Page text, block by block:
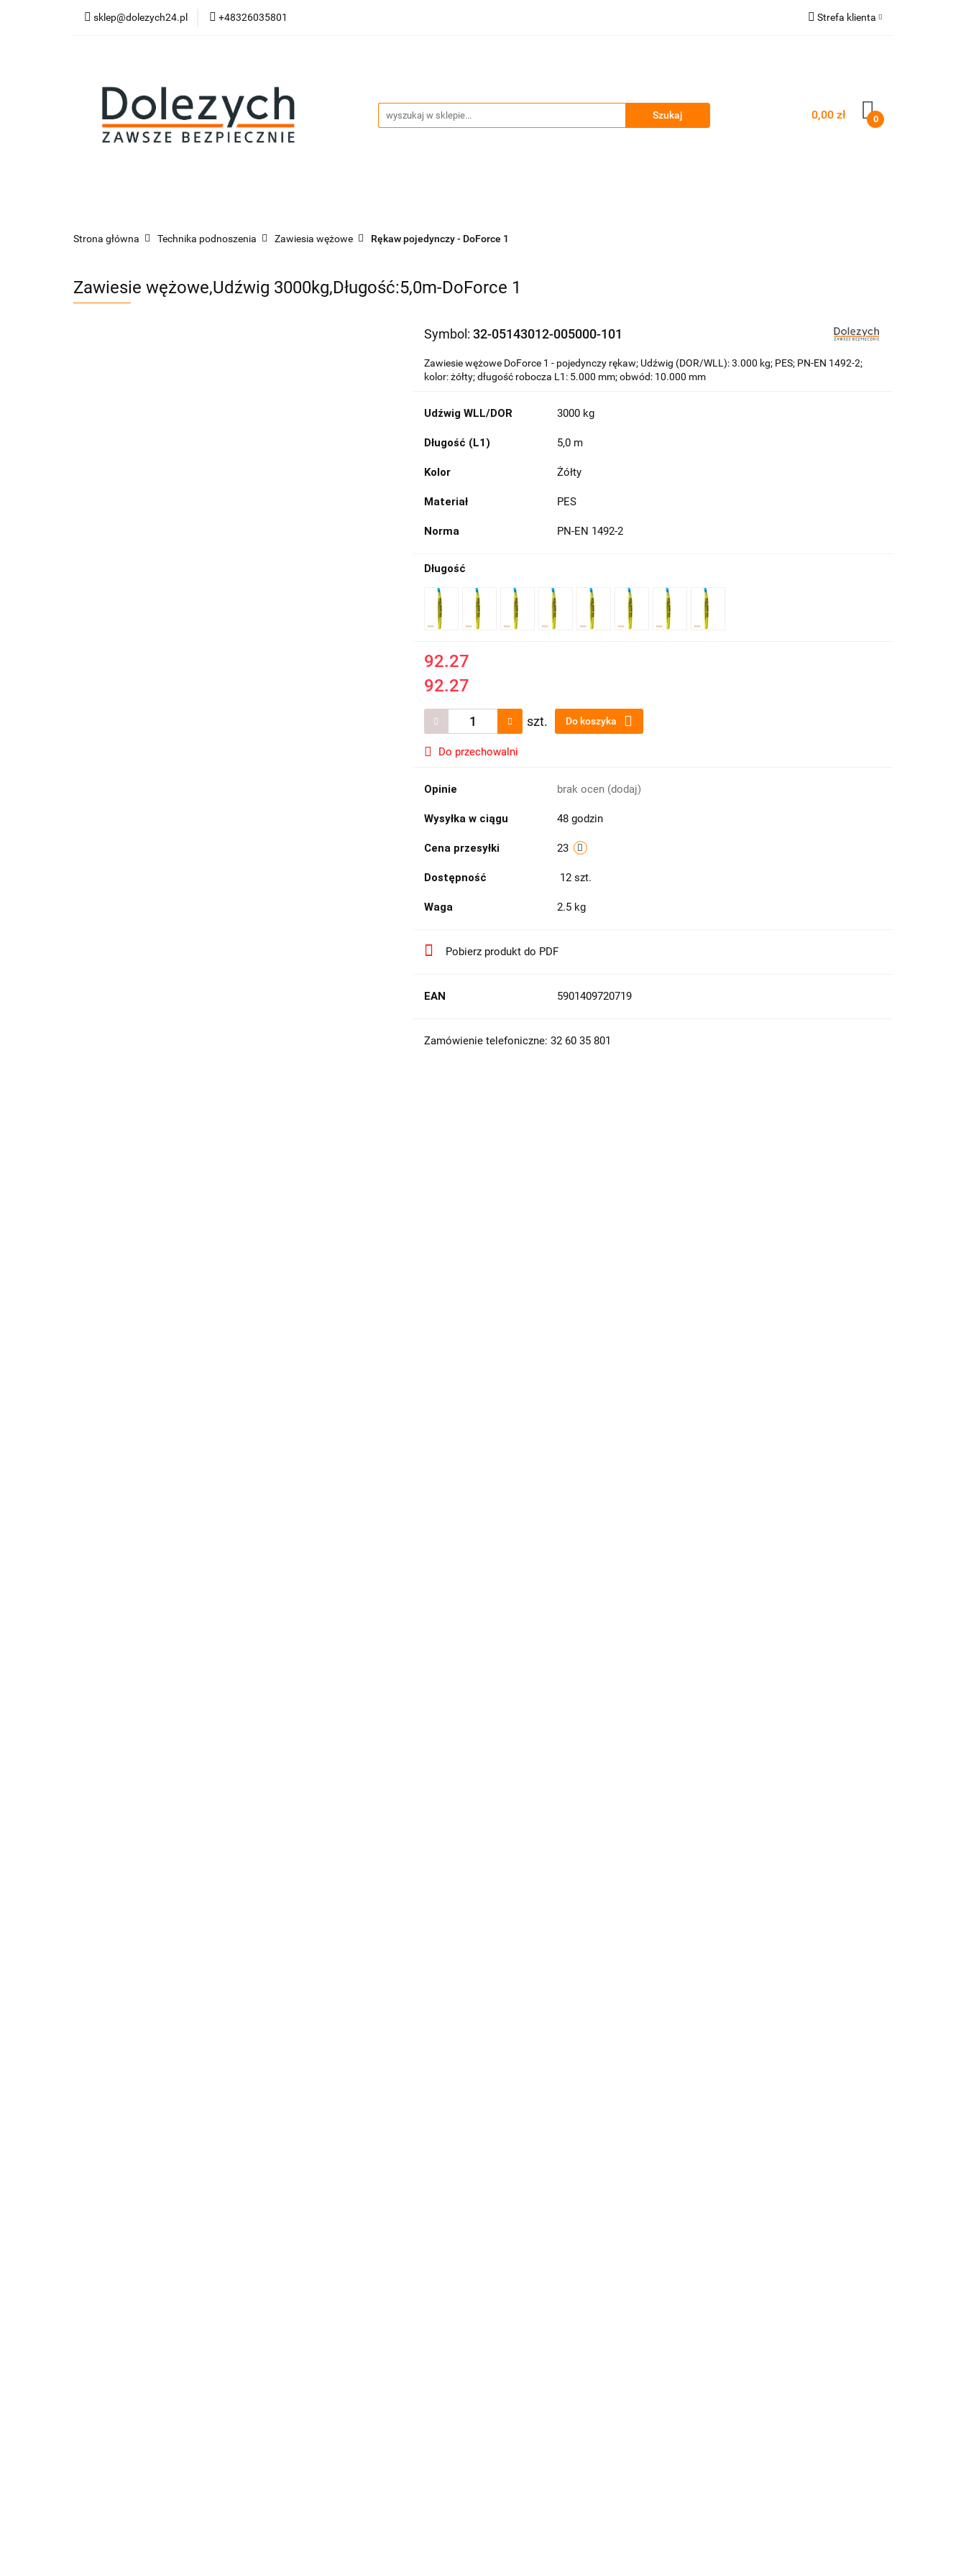
sklep@dolezych24.pl +48326035801 Strefa klienta
Zgody cookies
0,00 zł 0
Technika mocowania
Strona główna Technika podnoszenia Zawiesia wężowe Rękaw pojedynczy - DoForce 1
Zawiesie wężowe,Udźwig 3000kg,Długość:5,0m-DoForce 1
Symbol: 32-05143012-005000-101
Zawiesie wężowe DoForce 1 - pojedynczy rękaw; Udźwig (DOR/WLL): 3.000 kg; PES; PN-EN 1492-2;
kolor: żółty; długość robocza L1: 5.000 mm; obwód: 10.000 mm
Udźwig WLL/DOR 3000 kg
Długość (L1) 5,0 m
Kolor Żółty
Materiał PES
Norma PN-EN 1492-2
Długość
92.27
92.27
szt. Do koszyka
Do przechowalni
Opinie brak ocen (dodaj)
Wysyłka w ciągu 48 godzin
Cena przesyłki 23
Dostępność 12 szt.
Waga 2.5 kg
Pobierz produkt do PDF
EAN 5901409720719
Zamówienie telefoniczne: 32 60 35 801